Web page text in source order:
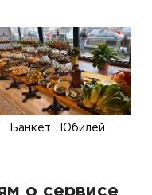
Банкет . Юбилей
о сервисе